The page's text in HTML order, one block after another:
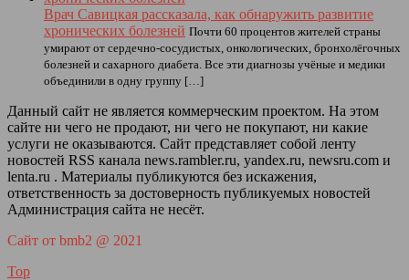
Врач Савицкая рассказала, как обнаружить развитие
хронических болезней Почти 60 процентов жителей страны
умирают от сердечно-сосудистых, онкологических, бронхолёгочных
болезней и сахарного диабета. Все эти диагнозы учёные и медики
объединили в одну группу […]
Данный сайт не является коммерческим проектом. На этом
сайте ни чего не продают, ни чего не покупают, ни какие
услуги не оказываются. Сайт представляет собой ленту
новостей RSS канала news.rambler.ru, yandex.ru, newsru.com и
lenta.ru . Материалы публикуются без искажения,
ответственность за достоверность публикуемых новостей
Администрация сайта не несёт.
Сайт от bmb2 @ 2021
Top